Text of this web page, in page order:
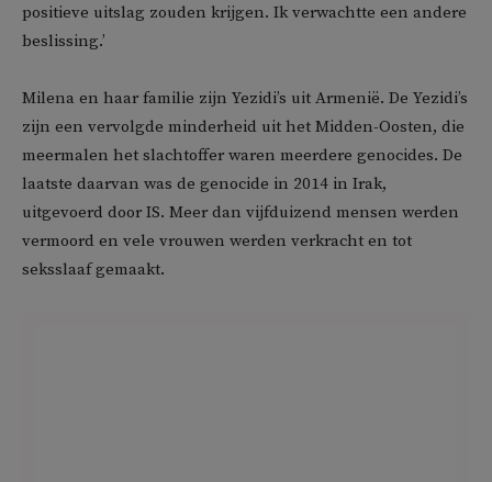
positieve uitslag zouden krijgen. Ik verwachtte een andere
beslissing.’
Milena en haar familie zijn Yezidi’s uit Armenië. De Yezidi’s
zijn een vervolgde minderheid uit het Midden-Oosten, die
meermalen het slachtoffer waren meerdere genocides. De
laatste daarvan was de genocide in 2014 in Irak,
uitgevoerd door IS. Meer dan vijfduizend mensen werden
vermoord en vele vrouwen werden verkracht en tot
seksslaaf gemaakt.